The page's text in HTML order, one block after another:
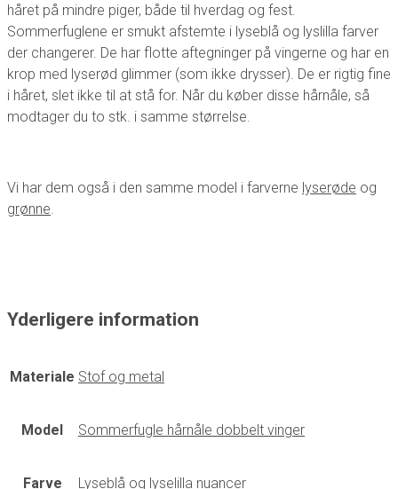
håret på mindre piger, både til hverdag og fest.
Sommerfuglene er smukt afstemte i lyseblå og lyslilla farver
der changerer. De har flotte aftegninger på vingerne og har en
krop med lyserød glimmer (som ikke drysser). De er rigtig fine
i håret, slet ikke til at stå for. Når du køber disse hårnåle, så
modtager du to stk. i samme størrelse.
Vi har dem også i den samme model i farverne lyserøde og
grønne.
Yderligere information
Materiale Stof og metal
Model Sommerfugle hårnåle dobbelt vinger
Farve Lyseblå og lyselilla nuancer